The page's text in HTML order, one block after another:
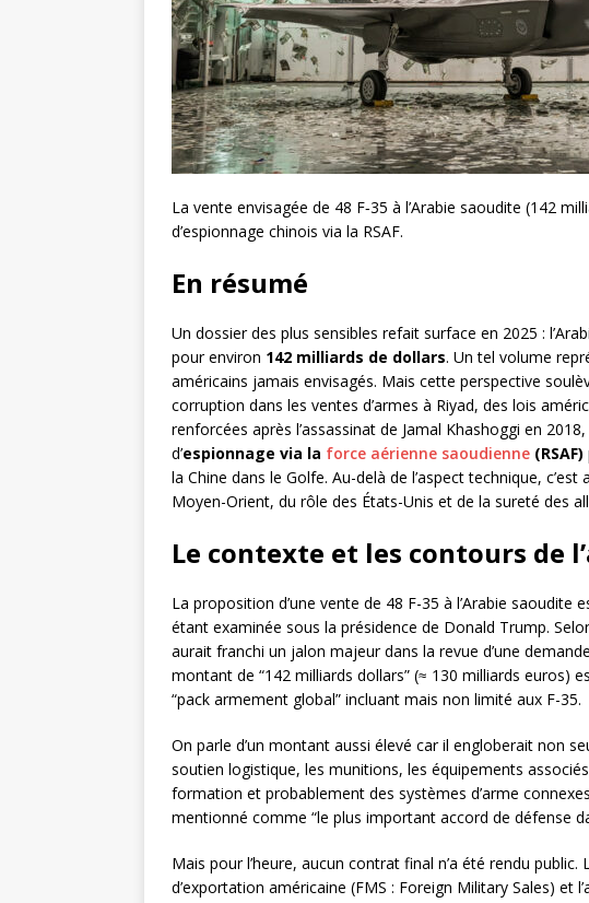
La vente envisagée de 48 F‑35 à l’Arabie saoudite (142
d’espionnage chinois via la RSAF.
En résumé
Un dossier des plus sensibles refait surface en 2025 :
pour environ 142 milliards de dollars. Un tel volume
américains jamais envisagés. Mais cette perspective
corruption dans les ventes d’armes à Riyad, des lois
renforcées après l’assassinat de Jamal Khashoggi en
d’espionnage via la force aérienne saoudienne (RSAF)
la Chine dans le Golfe. Au-delà de l’aspect technique,
Moyen-Orient, du rôle des États-Unis et de la sureté des
Le contexte et les contours de
La proposition d’une vente de 48 F-35 à l’Arabie
étant examinée sous la présidence de Donald Trump.
aurait franchi un jalon majeur dans la revue d’une
montant de “142 milliards dollars” (≈ 130 milliards euros)
“pack armement global” incluant mais non limité aux F-35.
On parle d’un montant aussi élevé car il engloberait non
soutien logistique, les munitions, les équipements
formation et probablement des systèmes d’arme
mentionné comme “le plus important accord de défense
Mais pour l’heure, aucun contrat final n’a été rendu
d’exportation américaine (FMS : Foreign Military Sales) et